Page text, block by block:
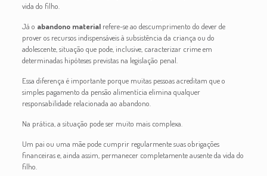
vida do filho.
Já o abandono material refere-se ao descumprimento do dever de
prover os recursos indispensáveis à subsistência da criança ou do
adolescente, situação que pode, inclusive, caracterizar crime em
determinadas hipóteses previstas na legislação penal.
Essa diferença é importante porque muitas pessoas acreditam que o
simples pagamento da pensão alimentícia elimina qualquer
responsabilidade relacionada ao abandono.
Na prática, a situação pode ser muito mais complexa.
Um pai ou uma mãe pode cumprir regularmente suas obrigações
financeiras e, ainda assim, permanecer completamente ausente da vida do
filho.